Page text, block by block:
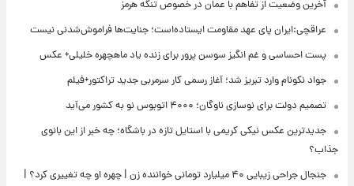
آخرین وضعیت از تفاهم با عمان در خصوص تنگه هرمز
عراقچی:ایران پای عهد مقاومت ایستاده‌است؛ جنایت‌ها فراموش‌شدنی نیست
پست احساسی و غم انگیز سوسن پرور برای زنده یاد ماهچهره خلیلی+ عکس
جواد نکونام وارد تبریز شد؛ آغاز رسمی کار سرمربی جدید تراکتور+فیلم
تصمیم دولت برای نوسازی ناوگان؛ ۴۰۰۰ اتوبوس نو به کشور می‌آید
جدیدترین عکس نیکی کریمی با استایل تازه در باشگاه؛ چه خبر از این بانوی
جذاب؟
جنجال جراحی زیبایی ۴۰ میلیارد تومانی خواننده زن | چهره او چه تغییری کرد؟ |